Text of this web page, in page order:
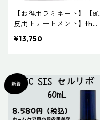
【お得用ラミネート】【頭
皮用トリートメント】the
e U 002 モイストトリー
¥13,750